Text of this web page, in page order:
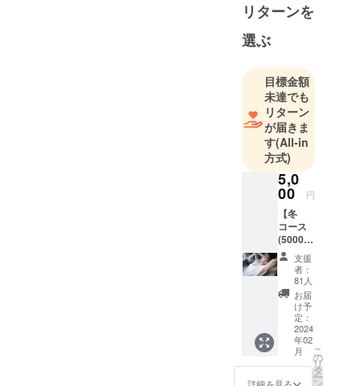
ペースで
フォロワー
が増え続け
ておりイン
フルエン
サーとして
も注目を浴
びている。
TikTokフォ
ロワー
736,000人
Instagram
フォロワー
380,000人
x(旧Twitter)
フォロワー
95.,000人
チャンネル
登録者数
100,000人
全SNSでの
リターンを
選ぶ
目標金額
未達でも
リターン
が届きま
す(All-in
方式)
5,0
00 円
【冬
コース
(5000
円)】
・冬
ver.写真
集1冊
直筆サ
イン入
大野真
依本人
による
お礼状
支援
者：
81人
お届
け予
定：
2024
年02
月
詳細を見る
こ
の
リ
タ
ー